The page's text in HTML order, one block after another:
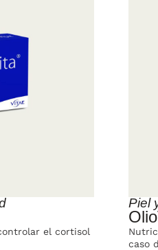
el cortisol
Piel
caso